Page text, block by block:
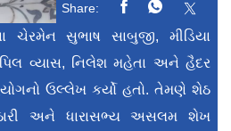
Share:
ચેરમેન સુભાષ સાબુજી, મીડિયા
વ્યાસ, નિલેશ મહેતા અને હૈદર
ઉલ્લેખ કર્યો હતો. તેમણે શેઠ
અને ધારાસભ્ય અસલમ શેખ